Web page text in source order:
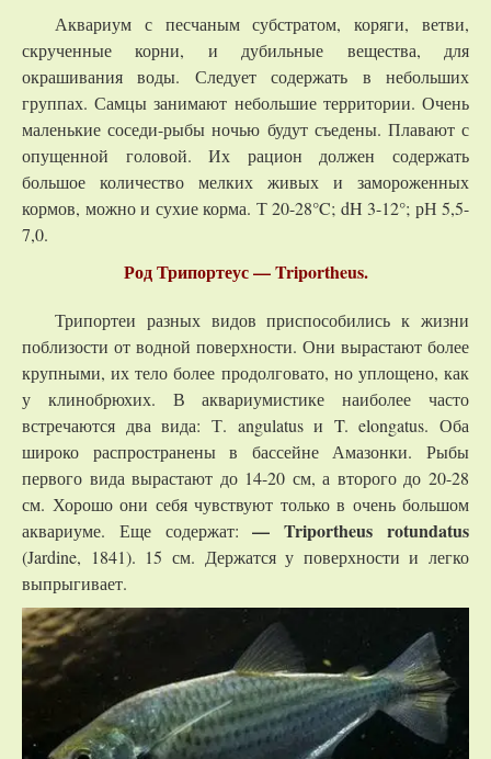
Аквариум с песчаным субстратом, коряги, ветви,
скрученные корни, и дубильные вещества, для
окрашивания воды. Следует содержать в небольших
группах. Самцы занимают небольшие территории. Очень
маленькие соседи-рыбы ночью будут съедены. Плавают с
опущенной головой. Их рацион должен содержать
большое количество мелких живых и замороженных
кормов, можно и сухие корма. Т 20-28°C; dH 3-12°; рН 5,5-
7,0.
Род Трипортеус — Triportheus.
Трипортеи разных видов приспособились к жизни
поблизости от водной поверхности. Они вырастают более
крупными, их тело более продолговато, но уплощено, как
у клинобрюхих. В аквариумистике наиболее часто
встречаются два вида: Т. angulatus и T. elongatus. Оба
широко распространены в бассейне Амазонки. Рыбы
первого вида вырастают до 14-20 см, а второго до 20-28
см. Хорошо они себя чувствуют только в очень большом
аквариуме. Еще содержат:— Triportheus rotundatus
(Jardine, 1841). 15 см. Держатся у поверхности и легко
выпрыгивает.